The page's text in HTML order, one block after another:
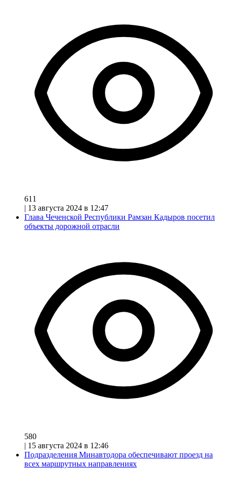
611
| 13 августа 2024 в 12:47
Глава Чеченской Республики Рамзан Кадыров посетил
объекты дорожной отрасли
580
| 15 августа 2024 в 12:46
Подразделения Минавтодора обеспечивают проезд на
всех маршрутных направлениях